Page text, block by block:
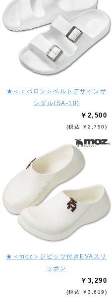
★＜エバロン＞ベルトデザインサ
ンダル(SA-10)
￥2,500
(税込 ￥2,750)
★＜moz＞ジビッツ付きEVAスリ
ッポン
￥3,290
(税込 ￥3,619)